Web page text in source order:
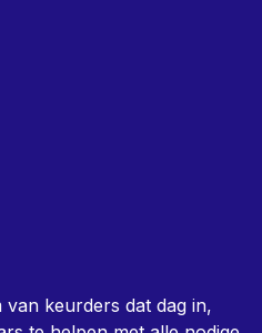
keurders dat dag in,